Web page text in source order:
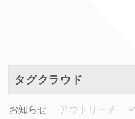
タグクラウド
お知らせ アウトリーチ